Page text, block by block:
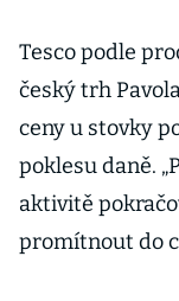
Tesco podle
český trh
ceny u stovky
poklesu daně.
aktivitě
promítnout do